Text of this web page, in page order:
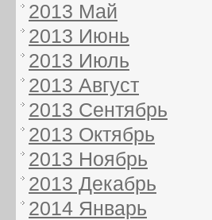
2013 Май
2013 Июнь
2013 Июль
2013 Август
2013 Сентябрь
2013 Октябрь
2013 Ноябрь
2013 Декабрь
2014 Январь